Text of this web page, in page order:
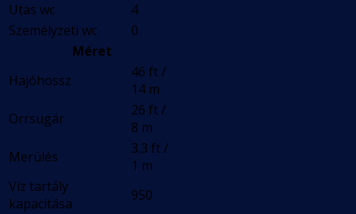
Utas wc
4
Személyzeti wc
0
Méret
Hajóhossz
46 ft /
14 m
Orrsugár
26 ft /
8 m
Merülés
3.3 ft /
1 m
Víz tartály
kapacitása
950